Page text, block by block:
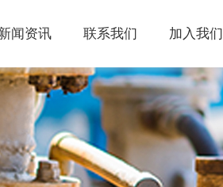
闻资讯 联系我们 加入我们